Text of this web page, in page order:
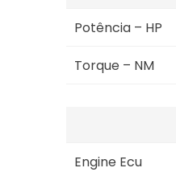
Potência – HP
Torque – NM
Engine Ecu